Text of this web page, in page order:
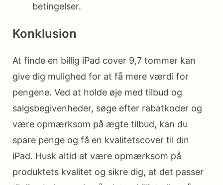
betingelser.
Konklusion
At finde en billig iPad cover 9,7 tommer kan
give dig mulighed for at få mere værdi for
pengene. Ved at holde øje med tilbud og
salgsbegivenheder, søge efter rabatkoder og
være opmærksom på ægte tilbud, kan du
spare penge og få en kvalitetscover til din
iPad. Husk altid at være opmærksom på
produktets kvalitet og sikre dig, at det passer